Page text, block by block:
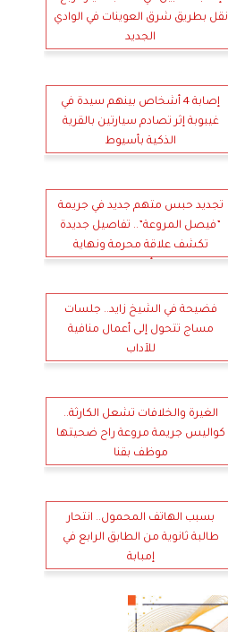
نقل بطريق شرق العوينات في الوادي
الجديد
إصابة 4 أشخاص بينهم سيدة في
غيبوبة إثر تصادم سيارتين بالقرية
الذكية بأسيوط
تجديد حبس متهم جديد في جريمة
”فيصل المروعة”.. تفاصيل جديدة
تكشف علاقة محرمة ونهاية
فضيحة في الشيخ زايد.. جلسات
مساج تتحول إلى أعمال منافية
للآداب
الغيرة والخلافات تشعل الكارثة..
كواليس جريمة مروعة راح ضحيتها
موظف بقنا
بسبب الهاتف المحمول.. انتحار
طالبة ثانوية من الطابق الرابع في
إمبابة